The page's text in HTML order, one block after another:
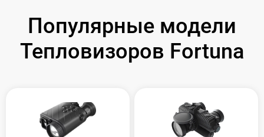
Популярные модели
Тепловизоров Fortuna